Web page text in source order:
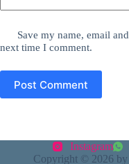
Save my name, email
next time I comment.
Post Comment
Instagram
Copyright © 2026 by